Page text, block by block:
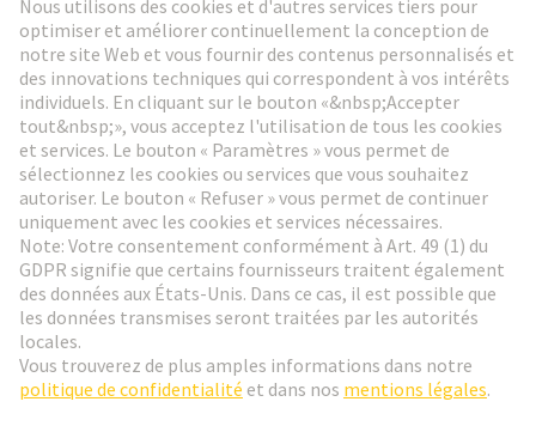
Aller à l'inscription
Social Media
France Français